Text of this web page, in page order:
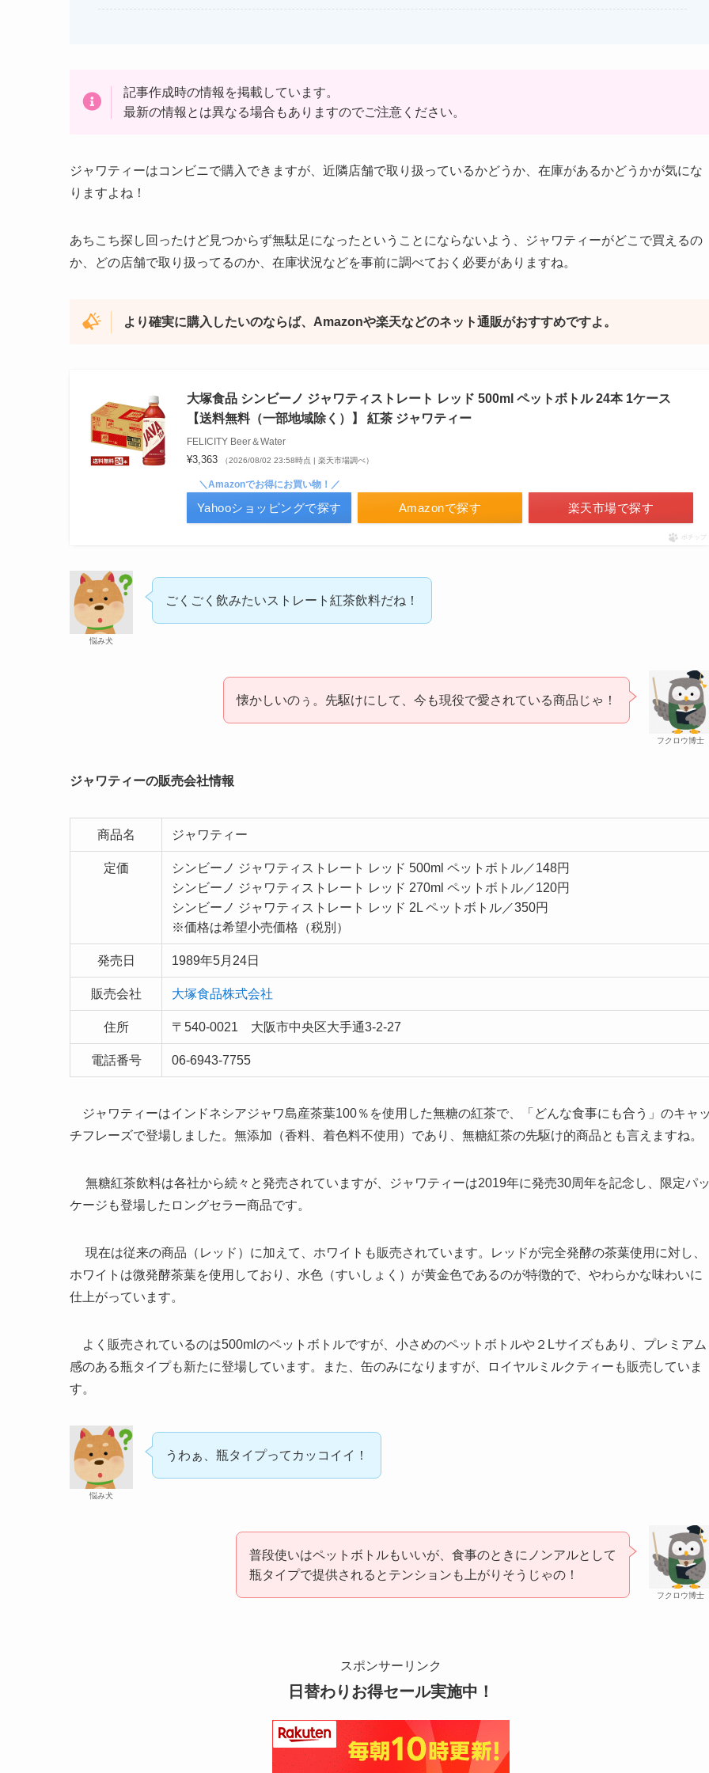
記事作成時の情報を掲載しています。
最新の情報とは異なる場合もありますのでご注意ください。
ジャワティーはコンビニで購入できますが、近隣店舗で取り扱っているかどうか、在庫があるかどうかが気にな
りますよね！
あちこち探し回ったけど見つからず無駄足になったということにならないよう、ジャワティーがどこで買えるの
か、どの店舗で取り扱ってるのか、在庫状況などを事前に調べておく必要がありますね。
より確実に購入したいのならば、Amazonや楽天などのネット通販がおすすめですよ。
大塚食品 シンビーノ ジャワティストレート レッド 500ml ペットボトル 24本 1ケース
【送料無料（一部地域除く）】 紅茶 ジャワティー
FELICITY Beer＆Water
¥3,363 （2026/08/02 23:58時点 | 楽天市場調べ）
Amazonで探す 楽天市場で探す
＼Amazonでお得にお買い物！／
Yahooショッピングで探す
ポチップ
悩み犬
ごくごく飲みたいストレート紅茶飲料だね！
フクロウ博士
懐かしいのぅ。先駆けにして、今も現役で愛されている商品じゃ！
ジャワティーの販売会社情報
商品名 ジャワティー
定価
シンビーノ ジャワティストレート レッド 500ml ペットボトル／148円
シンビーノ ジャワティストレート レッド 270ml ペットボトル／120円
シンビーノ ジャワティストレート レッド 2L ペットボトル／350円
※価格は希望小売価格（税別）
発売日 1989年5月24日
販売会社 大塚食品株式会社
住所 〒540-0021 大阪市中央区大手通3-2-27
電話番号 06-6943-7755
ジャワティーはインドネシアジャワ島産茶葉100％を使用した無糖の紅茶で、「どんな食事にも合う」のキャ
チフレーズで登場しました。無添加（香料、着色料不使用）であり、無糖紅茶の先駆け的商品とも言えますね。
無糖紅茶飲料は各社から続々と発売されていますが、ジャワティーは2019年に発売30周年を記念し、限定パ
ケージも登場したロングセラー商品です。
現在は従来の商品（レッド）に加えて、ホワイトも販売されています。レッドが完全発酵の茶葉使用に対し、
ホワイトは微発酵茶葉を使用しており、水色（すいしょく）が黄金色であるのが特徴的で、やわらかな味わいに
仕上がっています。
よく販売されているのは500mlのペットボトルですが、小さめのペットボトルや２Lサイズもあり、プレミアム
感のある瓶タイプも新たに登場しています。また、缶のみになりますが、ロイヤルミルクティーも販売していま
す。
悩み犬
うわぁ、瓶タイプってカッコイイ！
フクロウ博士
普段使いはペットボトルもいいが、食事のときにノンアルとして
瓶タイプで提供されるとテンションも上がりそうじゃの！
スポンサーリンク
日替わりお得セール実施中！